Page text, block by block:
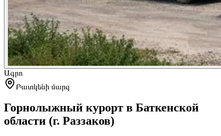
Ագրո
Բատկենի մարզ
Горнолыжный курорт в Баткенской
области (г. Раззаков)